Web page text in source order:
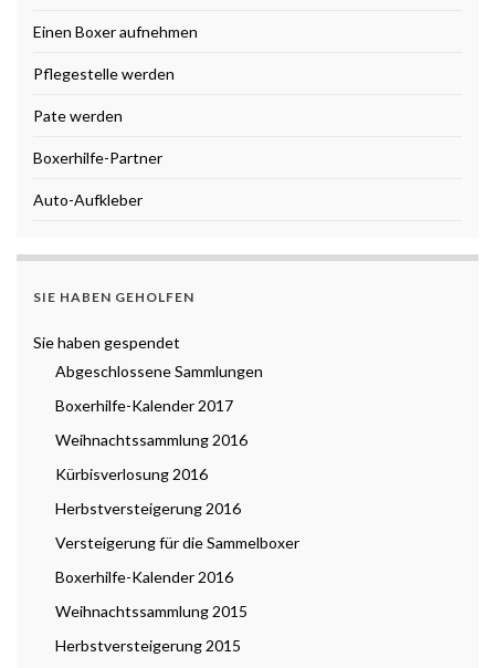
Einen Boxer aufnehmen
Pflegestelle werden
Pate werden
Boxerhilfe-Partner
Auto-Aufkleber
SIE HABEN GEHOLFEN
Sie haben gespendet
Abgeschlossene Sammlungen
Boxerhilfe-Kalender 2017
Weihnachtssammlung 2016
Kürbisverlosung 2016
Herbstversteigerung 2016
Versteigerung für die Sammelboxer
Boxerhilfe-Kalender 2016
Weihnachtssammlung 2015
Herbstversteigerung 2015